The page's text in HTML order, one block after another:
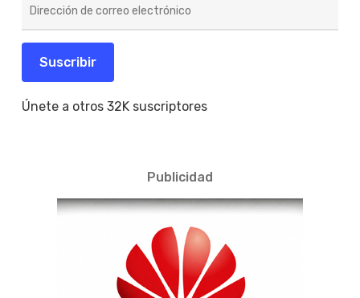
de
electrónico
Suscribir
Únete a otros 32K suscriptores
Publicidad